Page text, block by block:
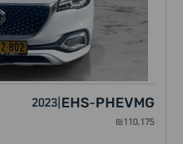
MG
EHS-PHEV
2023
₪110,175